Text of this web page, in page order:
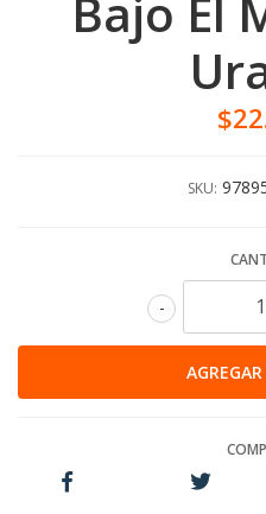
Bajo El
SKU:
-